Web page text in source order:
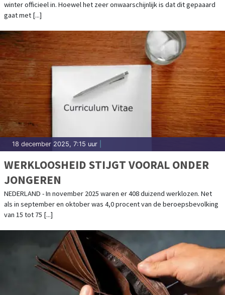
KOUDER
winter officieel in. Hoewel het zeer onwaarschijnlijk is dat dit gepaaard
gaat met [...]
18 december 2025, 7:15 uur
WERKLOOSHEID STIJGT VOORAL ONDER
JONGEREN
NEDERLAND - In november 2025 waren er 408 duizend werklozen. Net
als in september en oktober was 4,0 procent van de beroepsbevolking
van 15 tot 75 [...]